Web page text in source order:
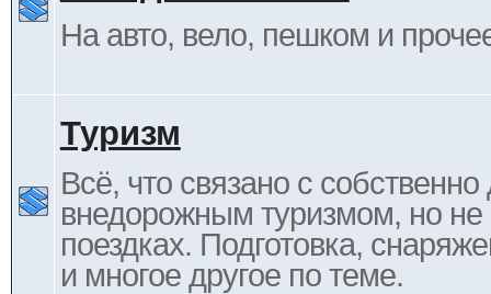
На авто, вело, пешком и
Туризм
Всё, что связано с
внедорожным туризмом, но не
поездках. Подготовка,
и многое другое по теме.